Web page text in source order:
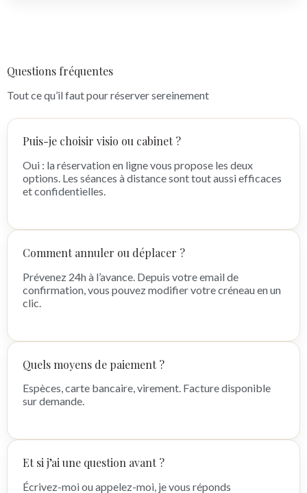
Questions fréquentes
Tout ce qu’il faut pour réserver sereinement
Puis-je choisir visio ou cabinet ?
Oui : la réservation en ligne vous propose les deux
options. Les séances à distance sont tout aussi efficaces
et confidentielles.
Comment annuler ou déplacer ?
Prévenez 24h à l’avance. Depuis votre email de
confirmation, vous pouvez modifier votre créneau en un
clic.
Quels moyens de paiement ?
Espèces, carte bancaire, virement. Facture disponible
sur demande.
Et si j’ai une question avant ?
Écrivez-moi ou appelez-moi, je vous réponds